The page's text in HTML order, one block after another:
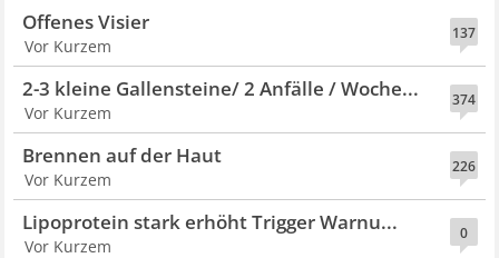
137
Offenes Visier
Vor Kurzem
374
2-3 kleine Gallensteine/ 2 Anfälle / Woche...
Vor Kurzem
226
Brennen auf der Haut
Vor Kurzem
0
Lipoprotein stark erhöht Trigger Warnu...
Vor Kurzem